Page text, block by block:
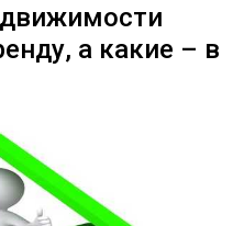
а какие – в